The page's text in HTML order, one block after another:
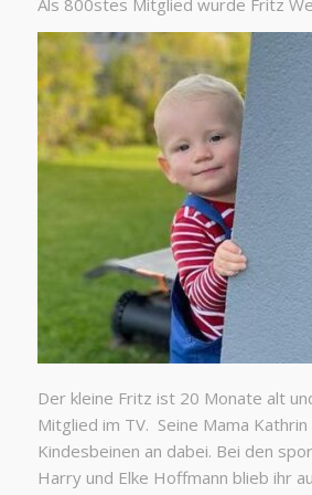
Als 800stes Mitglied wurde Fritz
Der kleine Fritz ist 20 Monate alt
Mitglied im TV. Seine Mama
Kindesbeinen an dabei. Bei den
Harry und Elke Hoffmann blieb ihr